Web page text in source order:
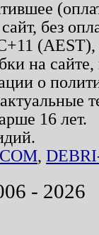
без
на
о
16 лет.
,
- 2026